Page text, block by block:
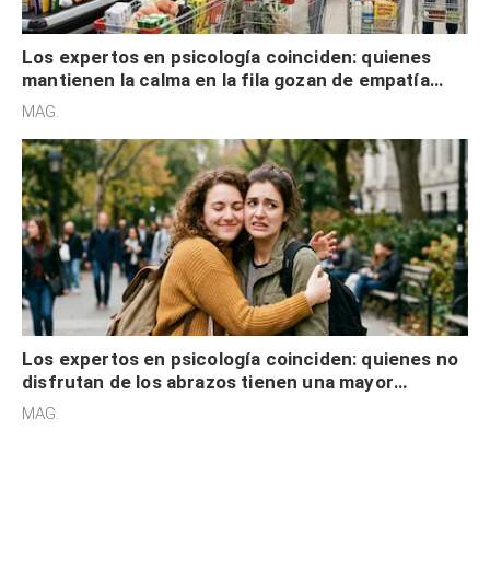
Los expertos en psicología coinciden: quienes
mantienen la calma en la fila gozan de empatía
cognitiva, gratitud y no solo tienen autocontrol
MAG.
Los expertos en psicología coinciden: quienes no
disfrutan de los abrazos tienen una mayor
sensibilidad a los estímulos físicos y no es por
MAG.